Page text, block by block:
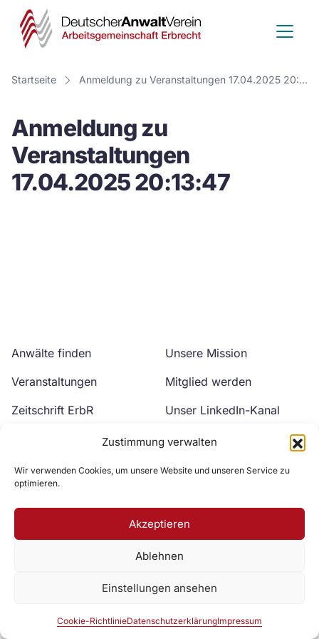
Zustimmung verwalten
Wir verwenden Cookies, um unsere Website und unseren Service zu
optimieren.
Akzeptieren
Ablehnen
Einstellungen ansehen
Cookie-RichtlinieDatenschutzerklärungImpressum
Deutscher
Anwalt
Verein
Startseite Anmeldung zu Veranstaltungen 17.04.2025 20:13:47
Anmeldung zu
Veranstaltungen
17.04.2025 20:13:47
Anwälte finden
Veranstaltungen
Zeitschrift ErbR
Unsere Mission
Mitglied werden
Unser LinkedIn-Kanal
Unser YouTube-Kanal
Zur DAV Webseite